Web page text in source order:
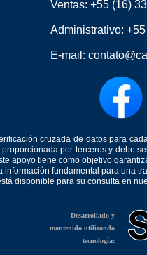
Ventas: +55 (16)
Administrativo:
E-mail:
cruzada de datos para
por terceros y debe
apoyo tiene como objetivo
fundamental para una
disponible para su consulta en
Desarrollado y
mantenido utilizando
tecnología: